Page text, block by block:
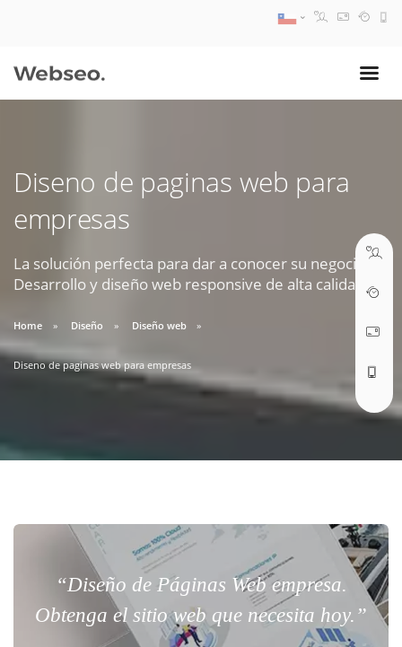
Diseno de paginas web para
empresas
La solución perfecta para dar a conocer su negocio.
Desarrollo y diseño web responsive de alta calidad.
Home Diseño Diseño web
Diseno de paginas web para empresas
“Diseño de Páginas Web empresa.
Obtenga el sitio web que necesita hoy.”
09:30 AM A 18:30 PM
soporte@webseo.cl